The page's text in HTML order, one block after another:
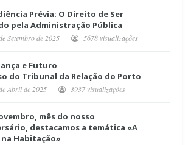
Prévia: O Direito de Ser
pela Administração Pública
Setembro de 2025 5678 visualizações
e Futuro
do Tribunal da Relação do Porto
Abril de 2025 3937 visualizações
mês do nosso
destacamos a temática «A
na Habitação»